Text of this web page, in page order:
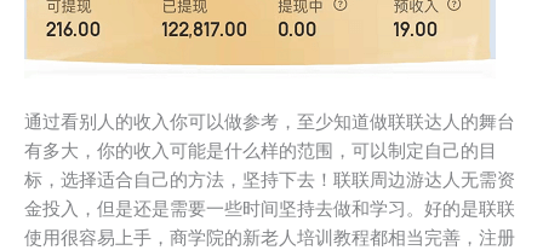
通过看别人的收入你可以做参考，至少知道做联联达人的舞台
有多大，你的收入可能是什么样的范围，可以制定自己的目
标，选择适合自己的方法，坚持下去！联联周边游达人无需资
金投入，但是还是需要一些时间坚持去做和学习。好的是联联
使用很容易上手，商学院的新老人培训教程都相当完善，注册